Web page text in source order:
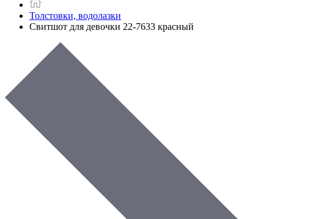
Толстовки, водолазки
Свитшот для девочки 22-7633 красный